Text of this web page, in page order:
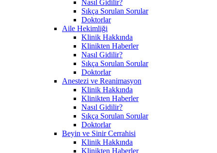
Nasıl Gidilir?
Sıkça Sorulan Sorular
Doktorlar
Aile Hekimliği
Klinik Hakkında
Klinikten Haberler
Nasıl Gidilir?
Sıkça Sorulan Sorular
Doktorlar
Anestezi ve Reanimasyon
Klinik Hakkında
Klinikten Haberler
Nasıl Gidilir?
Sıkça Sorulan Sorular
Doktorlar
Beyin ve Sinir Cerrahisi
Klinik Hakkında
Klinikten Haberler